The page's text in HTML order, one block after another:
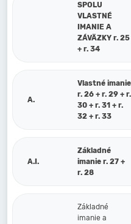
SPOLU
VLASTNÉ
IMANIE A
ZÁVÄZKY r. 25
+ r. 34
A.
Vlastné imanie
r. 26 + r. 29 + r.
30 + r. 31 + r.
32 + r. 33
A.I.
Základné
imanie r. 27 +
r. 28
Základné
imanie a